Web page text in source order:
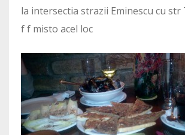
la intersectia strazii Eminescu cu str
f f misto acel loc